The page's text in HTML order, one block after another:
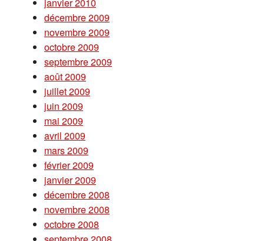
décembre 2009
novembre 2009
octobre 2009
septembre 2009
août 2009
juillet 2009
juin 2009
mai 2009
avril 2009
mars 2009
février 2009
janvier 2009
décembre 2008
novembre 2008
octobre 2008